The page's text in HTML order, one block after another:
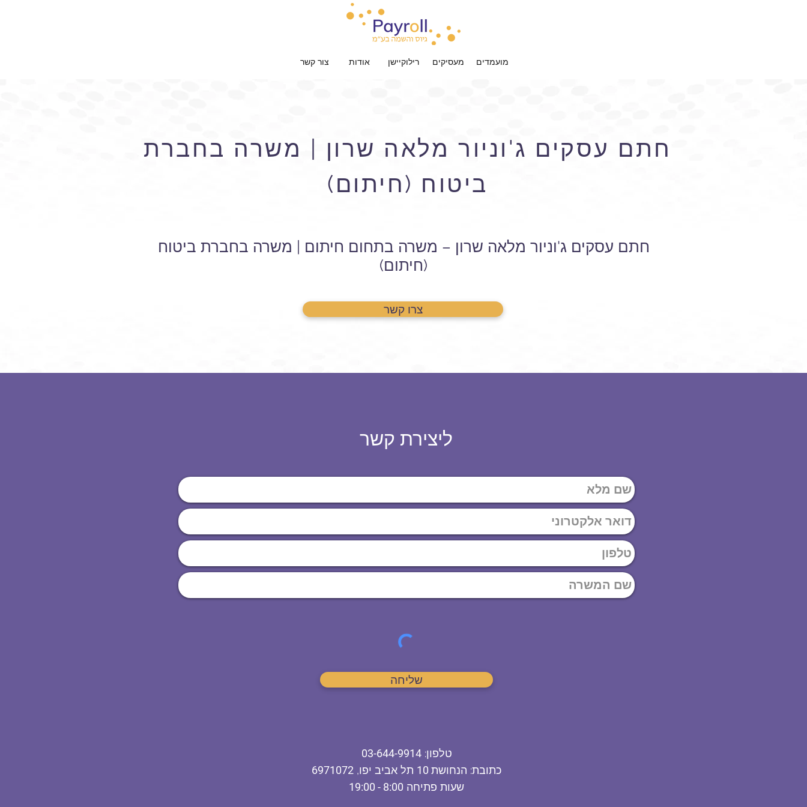
מועמדים מעסיקים רילוקיישן אודות צור קשר
חתם עסקים ג'וניור מלאה שרון | משרה בחברת
ביטוח (חיתום)
חתם עסקים ג'וניור מלאה שרון – משרה בתחום חיתום | משרה בחברת ביטוח
(חיתום)
צרו קשר
ליצירת קשר
טלפון:
03-644-9914
כתובת: הנחושת תל אביב יפו, 6971072
שעות פתיחה 8:00 - 19:00
שליחה